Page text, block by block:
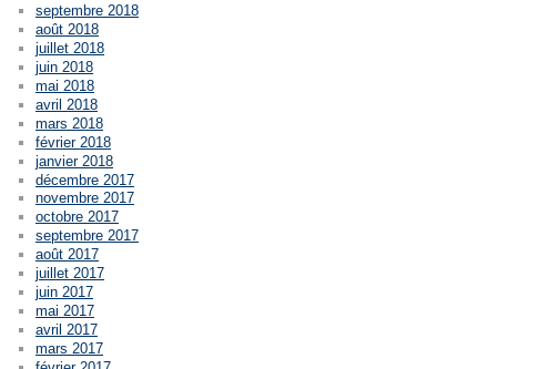
septembre 2018
août 2018
juillet 2018
juin 2018
mai 2018
avril 2018
mars 2018
février 2018
janvier 2018
décembre 2017
novembre 2017
octobre 2017
septembre 2017
août 2017
juillet 2017
juin 2017
mai 2017
avril 2017
mars 2017